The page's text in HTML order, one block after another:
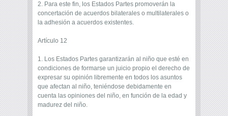
2. Para este fin, los Estados Partes promoverán la
concertación de acuerdos bilaterales o multilaterales o
la adhesión a acuerdos existentes.
Artículo 12
1. Los Estados Partes garantizarán al niño que esté en
condiciones de formarse un juicio propio el derecho de
expresar su opinión libremente en todos los asuntos
que afectan al niño, teniéndose debidamente en
cuenta las opiniones del niño, en función de la edad y
madurez del niño.